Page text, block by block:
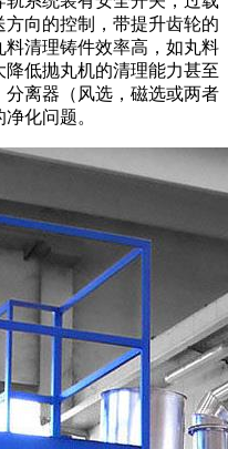
向的控制，带提升齿轮的
清理铸件效率高，如丸料
低抛丸机的清理能力甚至
离器（风选，磁选或两者
化问题。